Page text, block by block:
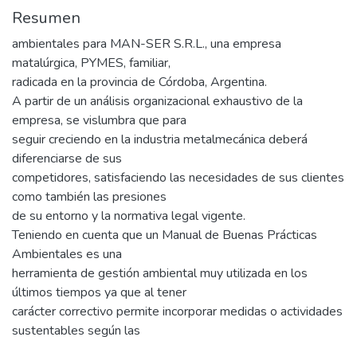
Resumen
ambientales para MAN-SER S.R.L., una empresa
matalúrgica, PYMES, familiar,
radicada en la provincia de Córdoba, Argentina.
A partir de un análisis organizacional exhaustivo de la
empresa, se vislumbra que para
seguir creciendo en la industria metalmecánica deberá
diferenciarse de sus
competidores, satisfaciendo las necesidades de sus clientes
como también las presiones
de su entorno y la normativa legal vigente.
Teniendo en cuenta que un Manual de Buenas Prácticas
Ambientales es una
herramienta de gestión ambiental muy utilizada en los
últimos tiempos ya que al tener
carácter correctivo permite incorporar medidas o actividades
sustentables según las